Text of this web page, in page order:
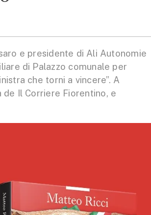
e presidente di Ali Autonomie
di Palazzo comunale per
che torni a vincere”. A
de Il Corriere Fiorentino, e